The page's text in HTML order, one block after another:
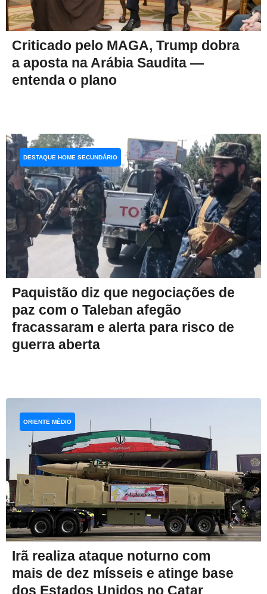
Criticado pelo MAGA, Trump dobra
a aposta na Arábia Saudita —
entenda o plano
Paquistão diz que negociações de
paz com o Taleban afegão
fracassaram e alerta para risco de
guerra aberta
DESTAQUE HOME SECUNDÁRIO
Irã realiza ataque noturno com
mais de dez mísseis e atinge base
dos Estados Unidos no Catar
ORIENTE MÉDIO